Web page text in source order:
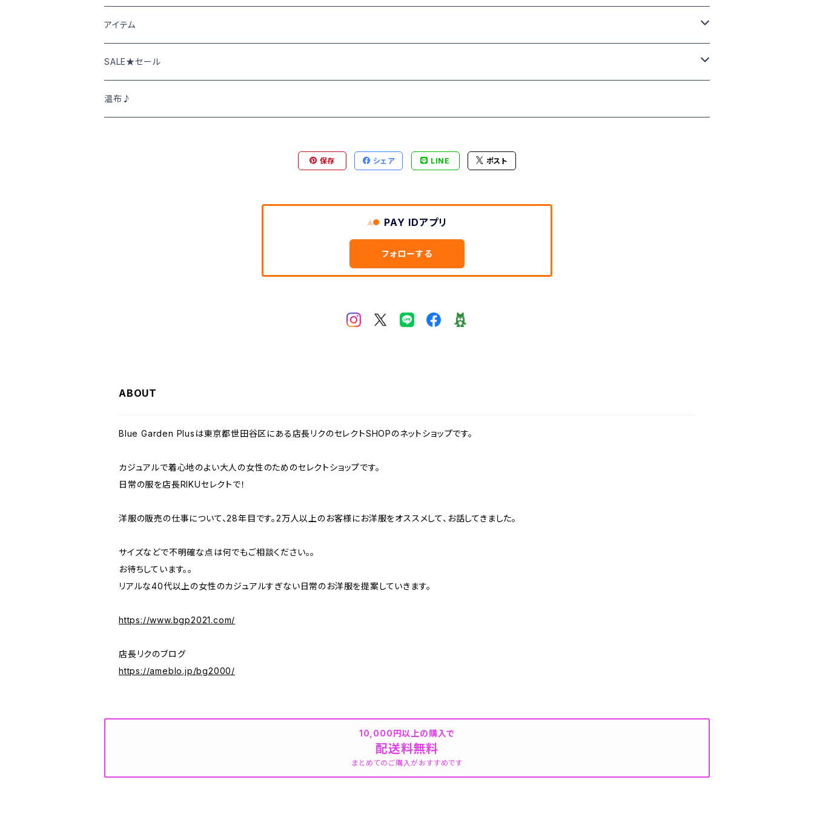
Cafetty カフェッティ
Grin グリン
トップス
NATURAL LAUNDRY ナチュラルランドリー
アイテム
パンツ･スカート
ニット･アウター
SALE★セール
春夏物SALE
温布♪
保存 シェア LINE ポスト
PAY IDアプリ
フォローする
ABOUT
Blue Garden Plusは東京都世田谷区にある店長リクのセレクトSHOPのネットショップです。
カジュアルで着心地のよい大人の女性のためのセレクトショップです。
日常の服を店長RIKUセレクトで！
洋服の販売の仕事について、28年目です。2万人以上のお客様にお洋服をオススメして、お話してきました。
サイズなどで不明確な点は何でもご相談ください。。
お待ちしています。。
リアルな40代以上の女性のカジュアルすぎない日常のお洋服を提案していきます。
https://www.bgp2021.com/
店長リクのブログ
https://ameblo.jp/bg2000/
10,000円以上の購入で
配送料無料
まとめてのご購入がおすすめです